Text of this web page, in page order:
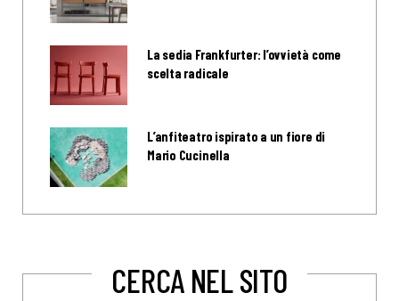
La sedia Frankfurter: l’ovvietà come
scelta radicale
L’anfiteatro ispirato a un fiore di
Mario Cucinella
CERCA NEL SITO